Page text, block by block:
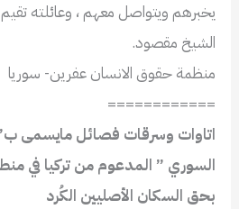
يخبرهم ويتواصل معهم ، وعائلته
الشيخ مقصود.
منظمة حقوق الانسان عفرين- سوريا
============
اتاوات وسرقات فصائل مايسمى
السوري ” المدعوم من تركيا في
بحق السكان الأصليين الكُرد